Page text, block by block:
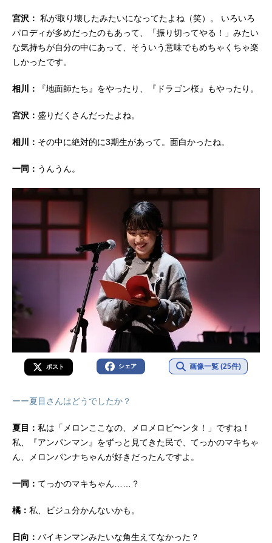
宮沢： 私が取り壊したみたいになってたよね（笑）。 いろいろ
パロディが多めだったのもあって、「振り切ってやる！」みたい
な気持ちが自分の中にあって、そういう意味でもめちゃくちゃ楽
しかったです。
相川： 『地面師たち』をやったり、『ドラゴン桜』もやったり。
宮沢： 盛りだくさんだったよね。
相川： その中に絶対的に3期生があって。面白かったね。
一同： うんうん。
ポスト シェア 画像一覧 (25件)
ーー夏目さんはどうでしたか？
夏目： 私は「メロンここなの、メロメロビ〜ンタ！」ですね！
私、『アンパンマン』をずっと見てきた民で、てっかのマキちゃ
ん、メロンパンナちゃんが好きだったんですよ。
一同： てっかのマキちゃん……？
橘： 私、ビジュ分かんないかも。
日向： バイキンマンみたいな角生えてなかった？